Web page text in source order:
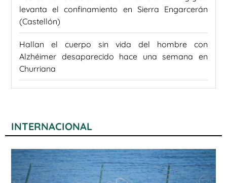
levanta el confinamiento en Sierra Engarcerán
(Castellón)
Hallan el cuerpo sin vida del hombre con
Alzhéimer desaparecido hace una semana en
Churriana
INTERNACIONAL